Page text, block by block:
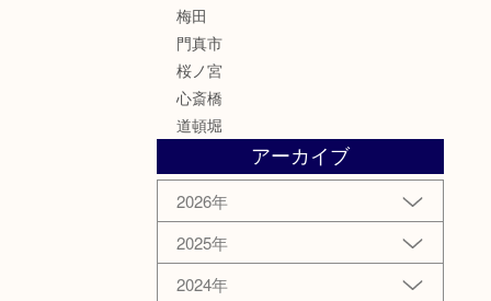
梅田
門真市
桜ノ宮
心斎橋
道頓堀
アーカイブ
2026年
2025年
2024年